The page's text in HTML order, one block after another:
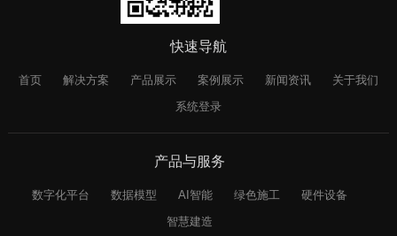
快速导航
首页 解决方案 产品展示 案例展示 新闻资讯
关于我们
系统登录
产品与服务
数字化平台 数据模型 AI智能 绿色施工
硬件设备
智慧建造